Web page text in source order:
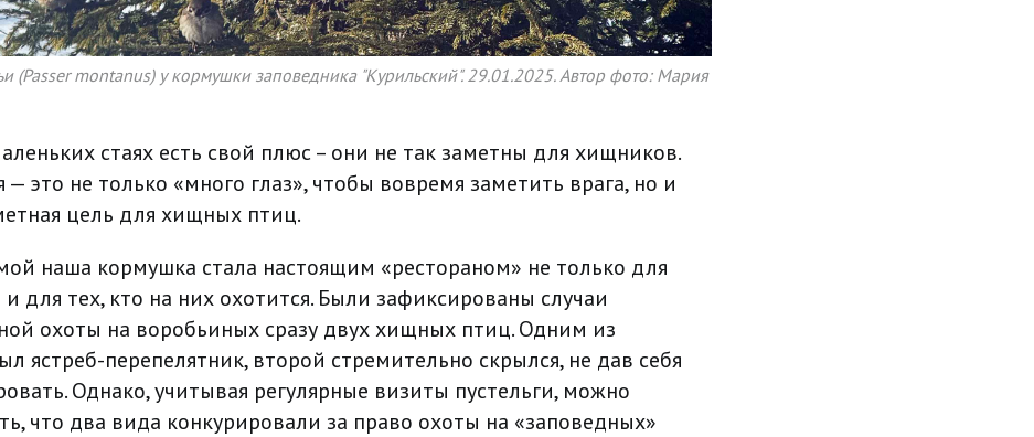
(Passer montanus) у кормушки заповедника "Курильский". 29.01.2025. Автор фото: Мария
стаях есть свой плюс – они не так заметны для хищников.
— это не только «много глаз», чтобы вовремя заметить врага, но и
цель для хищных птиц.
наша кормушка стала настоящим «рестораном» не только для
и для тех, кто на них охотится. Были зафиксированы случаи
охоты на воробьиных сразу двух хищных птиц. Одним из
ястреб-перепелятник, второй стремительно скрылся, не дав себя
Однако, учитывая регулярные визиты пустельги, можно
что два вида конкурировали за право охоты на «заповедных»